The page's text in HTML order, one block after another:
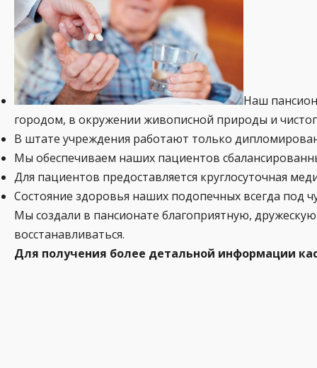
Наш
городом, в окружении живописной природы и
В штате учреждения работают только
Мы обеспечиваем наших пациентов
Для пациентов предоставляется круглосуточная
Состояние здоровья наших подопечных всегда под
Мы создали в пансионате благоприятную,
восстанавливаться.
Для получения более детальной информации